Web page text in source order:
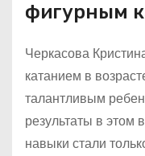
фигурным
Черкасова
катанием в
талантливым
результаты в этом
навыки стали